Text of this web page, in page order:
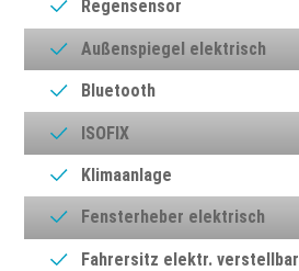
Regensensor
Außenspiegel elektrisch
Bluetooth
ISOFIX
Klimaanlage
Fensterheber elektrisch
Fahrersitz elektr. verstellbar